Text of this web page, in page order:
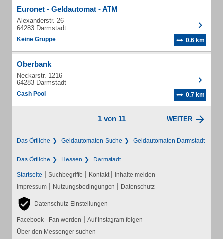
Euronet - Geldautomat - ATM
Alexanderstr. 26
64283 Darmstadt
Keine Gruppe 0.6 km
Oberbank
Neckarstr. 1216
64283 Darmstadt
Cash Pool 0.7 km
1 von 11 WEITER
Das Örtliche Geldautomaten-Suche Geldautomaten Darmstadt
Das Örtliche Hessen Darmstadt
Startseite | Suchbegriffe | Kontakt | Inhalte melden
Impressum | Nutzungsbedingungen | Datenschutz
Datenschutz-Einstellungen
Facebook - Fan werden | Auf Instagram folgen
Über den Messenger suchen